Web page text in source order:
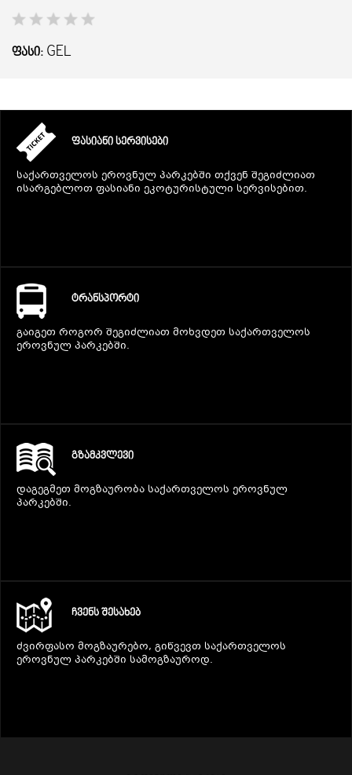
ᲤᲐᲡᲘ: GEL
ᲤᲐᲡᲘᲐᲜᲘ ᲡᲔᲠᲕᲘᲡᲔᲑᲘ
საქართველოს ეროვნულ პარკებში თქვენ შეგიძლიათ
ისარგებლოთ ფასიანი ეკოტურისტული სერვისებით.
ᲢᲠᲐᲜᲡᲞᲝᲠᲢᲘ
გაიგეთ როგორ შეგიძლიათ მოხვდეთ საქართველოს
ეროვნულ პარკებში.
ᲒᲖᲐᲛᲙᲕᲚᲔᲕᲘ
დაგეგმეთ მოგზაურობა საქართველოს ეროვნულ
პარკებში.
ᲩᲕᲔᲜᲡ ᲨᲔᲡᲐᲮᲔᲑ
ძვირფასო მოგზაურებო, გიწვევთ საქართველოს
ეროვნულ პარკებში სამოგზაუროდ.